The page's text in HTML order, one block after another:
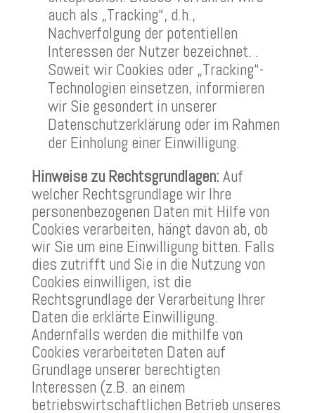
auch als „Tracking“, d.h.,
Nachverfolgung der potentiellen
Interessen der Nutzer bezeichnet. .
Soweit wir Cookies oder „Tracking“-
Technologien einsetzen, informieren
wir Sie gesondert in unserer
Datenschutzerklärung oder im Rahmen
der Einholung einer Einwilligung.
Hinweise zu Rechtsgrundlagen: Auf
welcher Rechtsgrundlage wir Ihre
personenbezogenen Daten mit Hilfe von
Cookies verarbeiten, hängt davon ab, ob
wir Sie um eine Einwilligung bitten. Falls
dies zutrifft und Sie in die Nutzung von
Cookies einwilligen, ist die
Rechtsgrundlage der Verarbeitung Ihrer
Daten die erklärte Einwilligung.
Andernfalls werden die mithilfe von
Cookies verarbeiteten Daten auf
Grundlage unserer berechtigten
Interessen (z.B. an einem
betriebswirtschaftlichen Betrieb unseres